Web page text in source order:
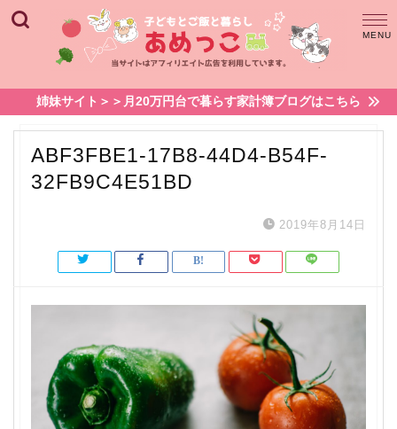
姉妹サイト＞＞月20万円台で暮らす家計簿ブログはこちら
ABF3FBE1-17B8-44D4-B54F-
32FB9C4E51BD
2019年8月14日